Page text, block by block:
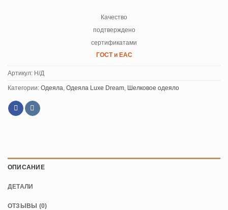
Качество
подтверждено
сертификатами
ГОСТ и ЕАС
Артикул: Н/Д
Категории: Одеяла Одеяла Luxe Dream Шелковое одеяло
ОПИСАНИЕ
ДЕТАЛИ
ОТЗЫВЫ (0)